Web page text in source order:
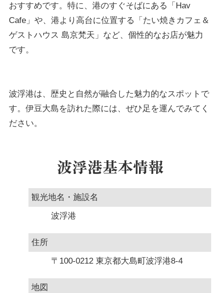
おすすめです。特に、港のすぐそばにある「Hav
Cafe」や、港より高台に位置する「たい焼きカフェ＆
ゲストハウス 島京梵天」など、個性的なお店が魅力
です。
波浮港は、歴史と自然が融合した魅力的なスポットで
す。伊豆大島を訪れた際には、ぜひ足を運んでみてく
ださい。
波浮港基本情報
観光地名・施設名
波浮港
住所
〒100-0212 東京都大島町波浮港8-4
地図